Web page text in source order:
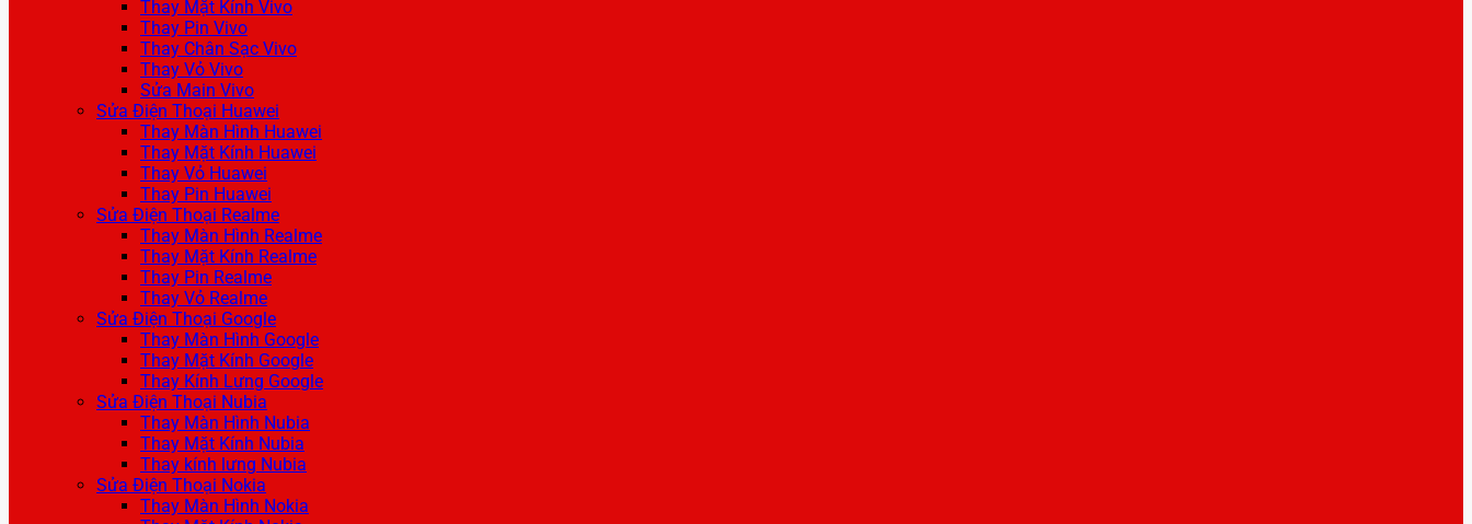
Thay Mặt Kính Vivo
Thay Pin Vivo
Thay Chân Sạc Vivo
Thay Vỏ Vivo
Sửa Main Vivo
Sửa Điện Thoại Huawei
Thay Màn Hình Huawei
Thay Mặt Kính Huawei
Thay Vỏ Huawei
Thay Pin Huawei
Sửa Điện Thoại Realme
Thay Màn Hình Realme
Thay Mặt Kính Realme
Thay Pin Realme
Thay Vỏ Realme
Sửa Điện Thoại Google
Thay Màn Hình Google
Thay Mặt Kính Google
Thay Kính Lưng Google
Sửa Điện Thoại Nubia
Thay Màn Hình Nubia
Thay Mặt Kính Nubia
Thay kính lưng Nubia
Sửa Điện Thoại Nokia
Thay Màn Hình Nokia